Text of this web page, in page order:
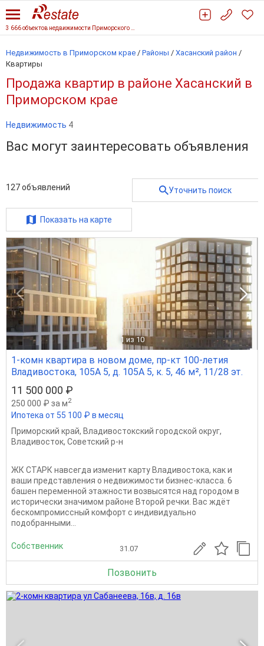
Недвижимость в Приморском крае / Районы / Хасанский район /
Квартиры
Продажа квартир в районе Хасанский в
Приморском крае
Недвижимость 4
Вас могут заинтересовать объявления
127объявлений Уточнить поиск
Показать на карте
1 из 10
1-комн квартира в новом доме, пр-кт 100-летия
Владивостока, 105А 5, д. 105А 5, к. 5, 46 м², 11/28 эт.
11 500 000 ₽
250 000 ₽ за м2
Ипотека от 55 100 ₽ в месяц
Приморский край, Владивостокский городской округ,
Владивосток, Советский р-н
ЖК СТАРК навсегда изменит карту Владивостока, как и
ваши представления о недвижимости бизнес-класса. 6
башен переменной этажности возвысятся над городом в
исторически значимом районе Второй речки. Вас ждёт
бескомпромиссный комфорт с индивидуально
подобранными...
Собственник 31.07
Позвонить